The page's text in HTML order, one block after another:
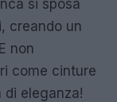
si sposa
creando un
non
come cinture
eleganza!